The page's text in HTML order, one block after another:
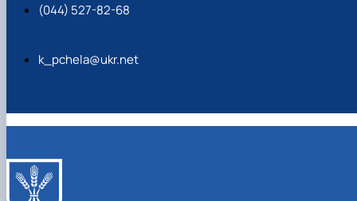
(044) 527-82-68
k_pchela@ukr.net